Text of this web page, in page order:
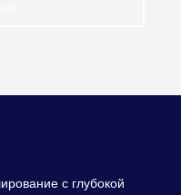
с глубокой